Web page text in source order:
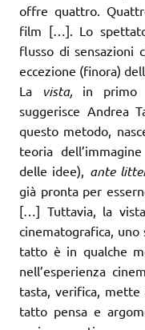
offre quattro.
film […]. Lo
flusso di sensazioni
eccezione (finora)
La
vista, in primo
suggerisce Andrea
questo metodo,
teoria
delle idee), ante
già pronta per
[…] Tuttavia, la
cinematografica, uno
tatto è in qualche
nell’esperienza
tasta, verifica,
tatto pensa e